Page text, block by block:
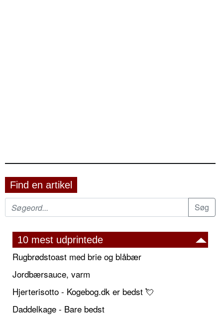
Find en artikel
10 mest udprintede
Rugbrødstoast med brie og blåbær
Jordbærsauce, varm
Hjerterisotto - Kogebog.dk er bedst 💘
Daddelkage - Bare bedst